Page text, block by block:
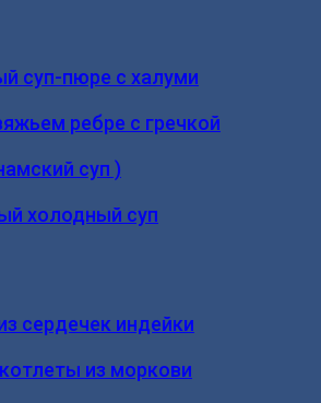
суп-пюре с халуми
ребре с гречкой
суп )
холодный суп
сердечек индейки
из моркови